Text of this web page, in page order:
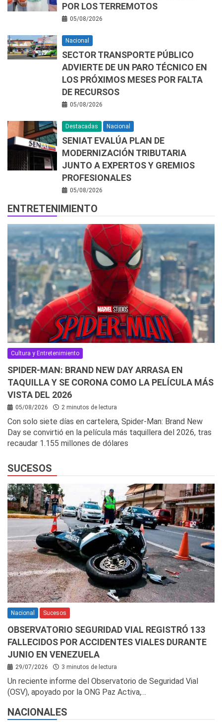
POR LOS TERREMOTOS
05/08/2026
Nacional
SECTOR TRANSPORTE PÚBLICO
ADVIERTE DE UN PARO TÉCNICO EN
LOS PRÓXIMOS MESES POR FALTA
DE RECURSOS
05/08/2026
Destacadas Nacional
SENIAT EVALÚA PLAN DE
MODERNIZACIÓN TRIBUTARIA
JUNTO A EXPERTOS Y GREMIOS
PROFESIONALES
05/08/2026
ENTRETENIMIENTO
Cultura y Entretenimiento
SPIDER-MAN: BRAND NEW DAY ARRASA EN
TAQUILLA Y SE CORONA COMO LA PELÍCULA MÁS
VISTA DEL 2026
05/08/2026 2 minutos de lectura
Con solo siete días en cartelera, Spider-Man: Brand New
Day se convirtió en la película más taquillera del 2026, tras
recaudar 1.155 millones de dólares
SUCESOS
Nacional Sucesos
OBSERVATORIO SEGURIDAD VIAL REGISTRÓ 133
FALLECIDOS POR ACCIDENTES VIALES DURANTE
JUNIO EN VENEZUELA
29/07/2026 3 minutos de lectura
Un reciente informe del Observatorio de Seguridad Vial
(OSV), apoyado por la ONG Paz Activa,…
NACIONALES